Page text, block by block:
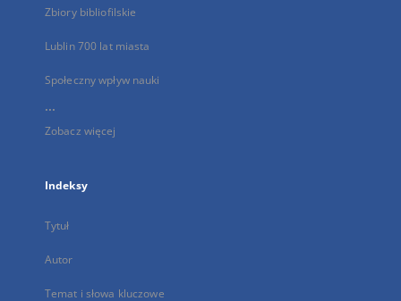
Zbiory bibliofilskie
Lublin 700 lat miasta
Społeczny wpływ nauki
...
Zobacz więcej
Indeksy
Tytuł
Autor
Temat i słowa kluczowe